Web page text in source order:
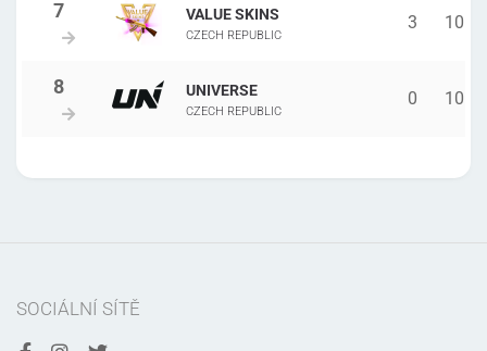
VALUE SKINS
CZECH REPUBLIC
3 10
UNIVERSE
CZECH REPUBLIC
0 10
SOCIÁLNÍ SÍTĚ